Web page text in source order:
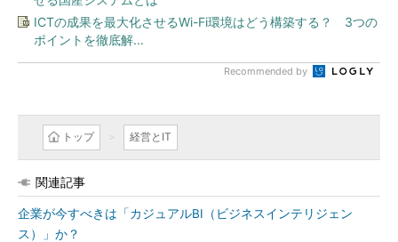
ICTの成果を最大化させるWi-Fi環境はどう構築する？ 3つの
ポイントを徹底解...
Recommended by
トップ 経営とIT
関連記事
企業が今すべきは「カジュアルBI（ビジネスインテリジェン
ス）」か？